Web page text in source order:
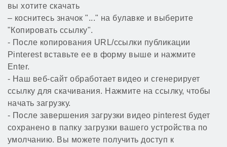
вы хотите скачать
– коснитесь значок "..." на булавке и выберите
"Копировать ссылку".
- После копирования URL/ссылки публикации
Pinterest вставьте ее в форму выше и нажмите
Enter.
- Наш веб-сайт обработает видео и сгенерирует
ссылку для скачивания. Нажмите на ссылку, чтобы
начать загрузку.
- После завершения загрузки видео pinterest будет
сохранено в папку загрузки вашего устройства по
умолчанию. Вы можете получить доступ к